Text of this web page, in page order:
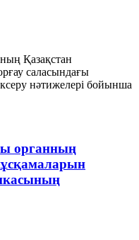
Қазақстан
саласындағы
нәтижелері бойынша
органның